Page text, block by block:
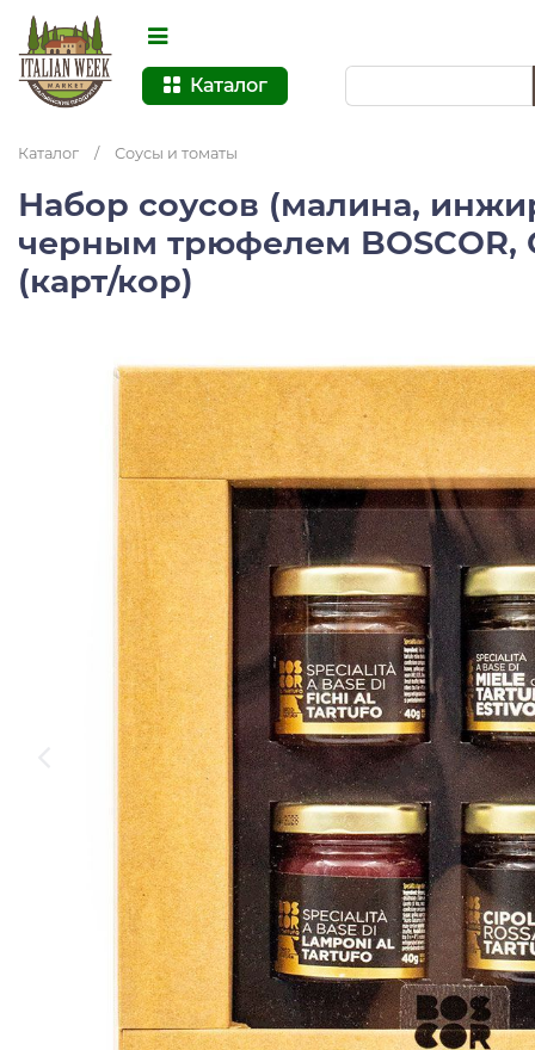
Каталог
Каталог / Соусы и томаты
Набор соусов (малина,
черным трюфелем BOSCOR,
(карт/кор)